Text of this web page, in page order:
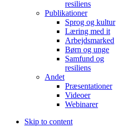
resiliens
Publikationer
Sprog og kultur
Læring med it
Arbejdsmarked
Børn og unge
Samfund og
resiliens
Andet
Præsentationer
Videoer
Webinarer
Skip to content